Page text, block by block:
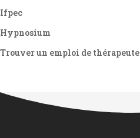
Ifpec
Hypnosium
Trouver un emploi de thérapeute